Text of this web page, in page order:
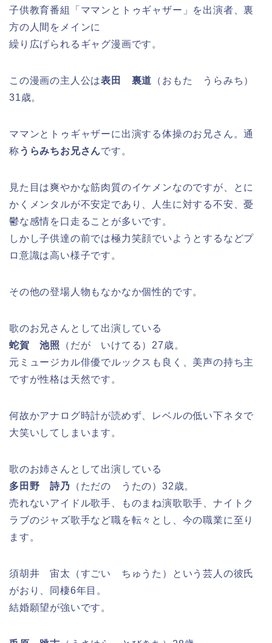
子供教育番組「ママンとトゥギャザー」を出演者、裏
方の人間をメインに
繰り広げられるギャグ漫画です。
この漫画の主人公は表田 裏道 （おもた うらみち）
31歳。
ママンとトゥギャザーに出演する体操のお兄さん。通
称うらみちお兄さんです。
見た目は爽やかな筋肉質のイケメンなのですが、とに
かくメンタルが不安定であり、人生に対する不安、憂
鬱な感情を口走ることが多いです。
しかし子供達の前では極力笑顔でいようとするなどプ
ロ意識は高い様子です。
その他の登場人物もなかなか個性的です。
歌のお兄さんとして出演している
蛇賀 池照
（だが いけてる）27歳。
元ミュージカル俳優でルックスも良く、美声の持ち主
ですが性格は天然です。
何故かアナログ時計が読めず、レベルの低い下ネタで
大笑いしてしまいます。
歌のお姉さんとして出演している
多田野 詩乃 （ただの うたの）32歳。
売れないアイドル歌手、ものまね演歌歌手、ナイトク
ラブのジャズ歌手など職を転々とし、今の職業に至り
ます。
須胡井 宙太（すごい ちゅうた）という芸人の彼氏
がおり、同棲6年目。
結婚願望が強いです。